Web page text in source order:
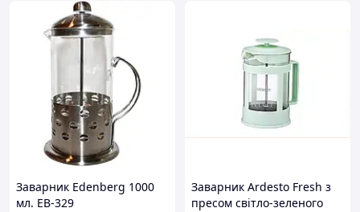
Заварник Edenberg 1000
мл. EB-329
Заварник Ardesto Fresh з
пресом світло-зеленого